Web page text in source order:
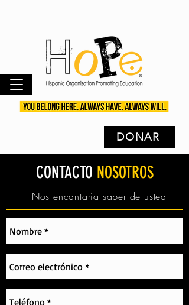
DONAR
CONTACTO NOSOTROS
Nos encantaría saber de usted